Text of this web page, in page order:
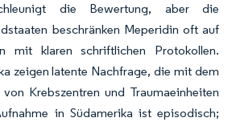
die Bewertung, aber die
beschränken Meperidin oft auf
mit klaren schriftlichen Protokollen.
zeigen latente Nachfrage, die mit dem
Krebszentren und Traumaeinheiten
in Südamerika ist episodisch;